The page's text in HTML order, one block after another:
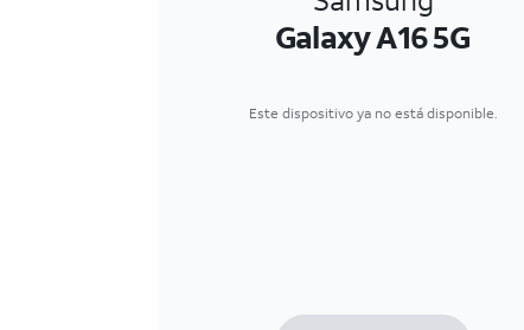
Galaxy A16 5G
Este dispositivo ya no está disponible.